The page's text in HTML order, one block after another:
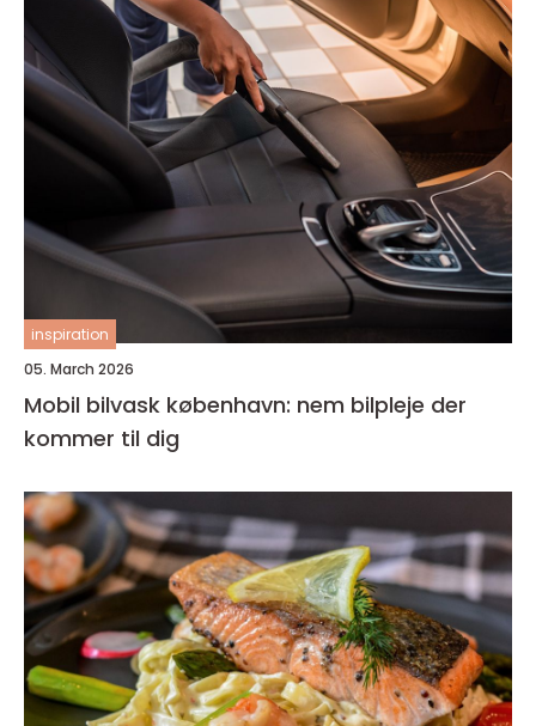
inspiration
05. March 2026
Mobil bilvask københavn: nem bilpleje der
kommer til dig